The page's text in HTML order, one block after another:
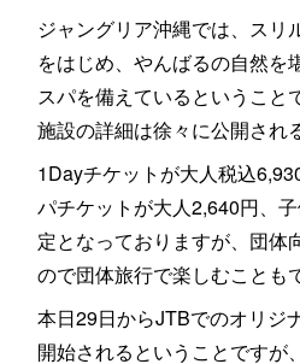
ジャングリア沖縄では、スリ
をはじめ、やんばるの自然を
スパを備えているということ
施設の詳細は徐々に公開され
1Dayチケットが大人税込
パチケットが大人2,640円、
定となっておりますが、団体
ので団体旅行で楽しむことも
本日29日からJTBでのオリジ
開始されるということですが